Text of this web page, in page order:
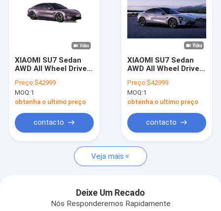
Vídeos
Fale Conosco
Pedir um orçamento
carro elétrico do byd
Carro Chery
XIAOMI SU7 Sedan
AWD All Wheel Drive
101kWh PS
495kw/838nm R19
Preço:$42999
MOQ:1
obtenha o ultimo preço
contacto
XIAOMI SU7 Sedan
AWD All Wheel Drive
101kWh PS
495kw/838nm R19
Preço:$42999
MOQ:1
obtenha o ultimo preço
contacto
Veja mais
Deixe Um Recado
Nós Responderemos Rapidamente